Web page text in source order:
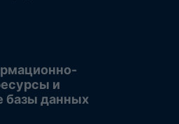
и
базы данных